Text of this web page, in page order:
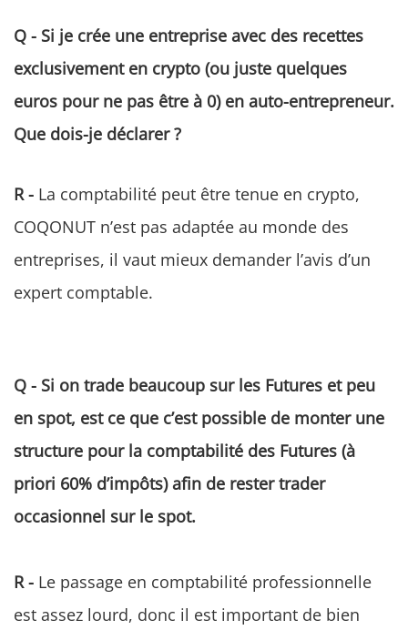
Q - Si je crée une entreprise avec des recettes
exclusivement en crypto (ou juste quelques
euros pour ne pas être à 0) en auto-entrepreneur.
Que dois-je déclarer ?
R - La comptabilité peut être tenue en crypto,
COQONUT n’est pas adaptée au monde des
entreprises, il vaut mieux demander l’avis d’un
expert comptable.
Q - Si on trade beaucoup sur les Futures et peu
en spot, est ce que c’est possible de monter une
structure pour la comptabilité des Futures (à
priori 60% d’impôts) afin de rester trader
occasionnel sur le spot.
R - Le passage en comptabilité professionnelle
est assez lourd, donc il est important de bien